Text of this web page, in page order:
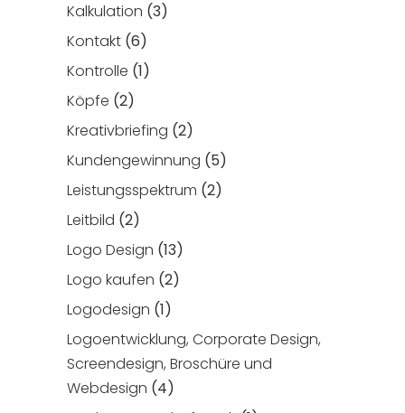
Kalkulation (3)
Kontakt (6)
Kontrolle (1)
Köpfe (2)
Kreativbriefing (2)
Kundengewinnung (5)
Leistungsspektrum (2)
Leitbild (2)
Logo Design (13)
Logo kaufen (2)
Logodesign (1)
Logoentwicklung, Corporate Design,
Screendesign, Broschüre und
Webdesign (4)